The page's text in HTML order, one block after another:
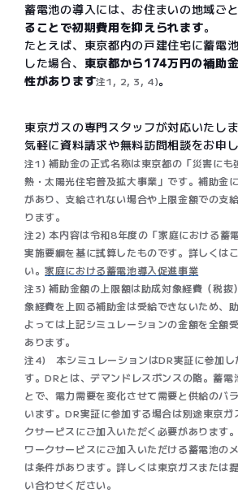
蓄電池の導入には、お住まいの地域ご
ることで初期費用を抑えられます。
たとえば、東京都内の戸建住宅に蓄電
した場合、 東京都から174万円の補助
性があります注1, 2, 3, 4)。
東京ガスの専門スタッフが対応いたし
気軽に資料請求や無料訪問相談をお申
注1) 補助金の正式名称は東京都の「災害にも
熱・太陽光住宅普及拡大事業」です。補助金
があり、支給されない場合や上限金額での支
ります。
注2) 本内容は令和8年度の「家庭における蓄
実施要綱を基に試算したものです。詳しくは
い。家庭における蓄電池導入促進事業
注3) 補助金額の上限額は助成対象経費（税抜
象経費を上回る補助金は受給できないため、
よっては上記シミュレーションの金額を全額
あります。​
注4) 本シミュレーションはDR実証に参加し
す。DRとは、デマンドレスポンスの略。蓄電
とで、電力需要を変化させて需要と供給のバ
います。DR実証に参加する場合は別途東京ガ
クサービスにご加入いただく必要があります
ワークサービスにご加入いただける蓄電池の
は条件があります。詳しくは東京ガスまたは
い合わせください。​